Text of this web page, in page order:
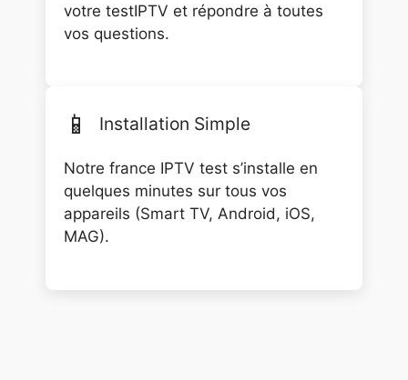
votre testIPTV et répondre à toutes
vos questions.
📱 Installation Simple
Notre france IPTV test s’installe en
quelques minutes sur tous vos
appareils (Smart TV, Android, iOS,
MAG).